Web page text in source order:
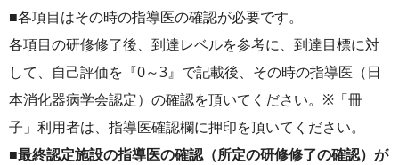
■各項目はその時の指導医の確認が必要です。
各項目の研修修了後、到達レベルを参考に、到達目標に対
して、自己評価を『0～3』で記載後、その時の指導医（日
本消化器病学会認定）の確認を頂いてください。※「冊
子」利用者は、指導医確認欄に押印を頂いてください。
■最終認定施設の指導医の確認（所定の研修修了の確認）が